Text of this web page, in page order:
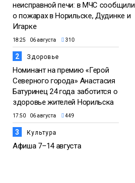
неисправной печи: в МЧС сообщили
о пожарах в Норильске, Дудинке и
Игарке
18:25 06 августа 310
2 Здоровье
Номинант на премию «Герой
Северного города» Анастасия
Батуринец 24 года заботится о
здоровье жителей Норильска
17:50 06 августа 449
3 Культура
Афиша 7–14 августа